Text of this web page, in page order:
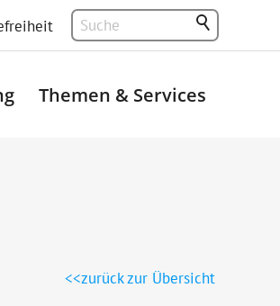
Themen & Services
zurück zur Übersicht